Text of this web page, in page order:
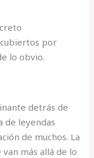
por
lo obvio.
detrás de
de leyendas
de muchos. La
más allá de lo